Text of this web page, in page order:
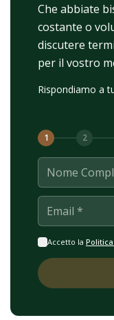
Che abbiate
costante o
discutere
per il vostro
Rispondiamo a
1 2
Nome
Email *
Accetto la